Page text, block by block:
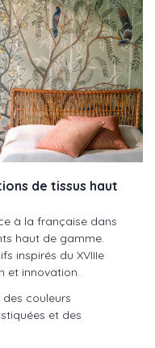
de tissus haut
à la française dans
haut de gamme.
inspirés du XVIIIe
et innovation.
couleurs
et des